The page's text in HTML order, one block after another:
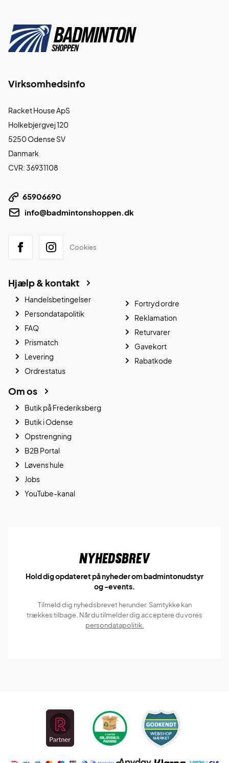
Virksomhedsinfo
Racket House ApS
Holkebjergvej 120
5250 Odense SV
Danmark
CVR: 36931108
65906690
info@badmintonshoppen.dk
Cookies
Hjælp & kontakt
Handelsbetingelser
Persondatapolitik
FAQ
Prismatch
Levering
Ordrestatus
Fortryd ordre
Reklamation
Returvarer
Gavekort
Rabatkode
Om os
Butik på Frederiksberg
Butik i Odense
Opstrengning
B2B Portal
Løvens hule
Jobs
YouTube-kanal
Nyhedsbrev
Hold dig opdateret på nyheder om badmintonudstyr
og -events.
Tilmeld dig nyhedsbrevet herunder. Samtykke kan
trækkes tilbage. Når du tilmelder dig acceptere du vores
persondatapolitik.